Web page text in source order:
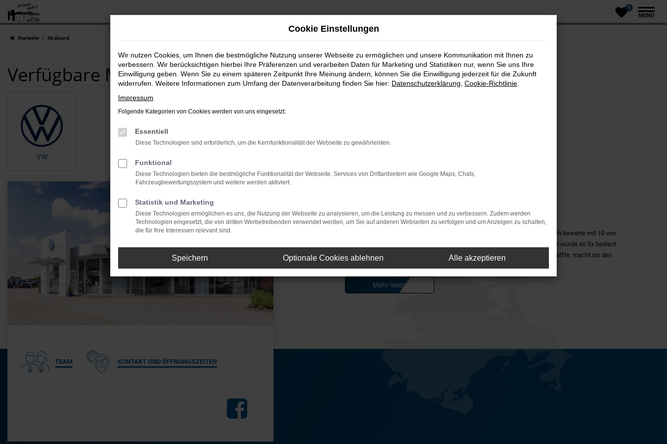
Zum
Hauptinhalt
springen
0
MENÜ
Startseite Stralsund
Verfügbare Marken
VW
TEAM KONTAKT UND ÖFFNUNGSZEITEN
Dirk H.
Tolle Entwicklung in diesem VW Autohaus, der Service wird immer besser, ich bewerte mit 10 von
10 Punkten, Alle Mitarbeiter sind sehr Freundlich und äußerst Kompetent, ich wurde so fix bedient
und alles repariert das ich bei der Abholung nicht mal einen Cappuccino schaffte, macht nix den
Mehr lesen
Cookie Einstellungen
Wir nutzen Cookies, um Ihnen die bestmögliche Nutzung unserer Webseite zu ermöglichen und unsere Kommunikation mit Ihnen zu
verbessern. Wir berücksichtigen hierbei Ihre Präferenzen und verarbeiten Daten für Marketing und Statistiken nur, wenn Sie uns Ihre
Einwilligung geben. Wenn Sie zu einem späteren Zeitpunkt Ihre Meinung ändern, können Sie die Einwilligung jederzeit für die Zukunft
widerrufen. Weitere Informationen zum Umfang der Datenverarbeitung finden Sie hier: Datenschutzerklärung Cookie-Richtlinie
Impressum
Folgende Kategorien von Cookies werden von uns eingesetzt:
Essentiell
Diese Technologien sind erforderlich, um die Kernfunktionalität der Webseite zu gewährleisten.
Funktional
Diese Technologien bieten die bestmögliche Funktionalität der Webseite. Services von Drittanbietern wie Google Maps, Chats,
Fahrzeugbewertungssystem und weitere werden aktiviert.
Statistik und Marketing
Diese Technologien ermöglichen es uns, die Nutzung der Webseite zu analysieren, um die Leistung zu messen und zu verbessern. Zudem werden
Technologien eingesetzt, die von dritten Werbetreibenden verwendet werden, um Sie auf anderen Webseiten zu verfolgen und um Anzeigen zu schalten,
die für Ihre Interessen relevant sind.
Speichern Optionale Cookies ablehnen Alle akzeptieren